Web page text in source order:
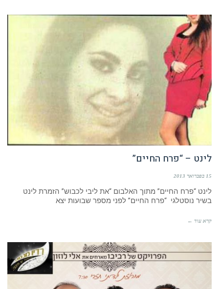
לינט – “פרח החיים”
15 בפברואר 2013
לינט “פרח החיים” מתוך האלבום “את ליבי לכבוש” הזמרת לינט
בשיר נוסטלגי “פרח החיים” לפני מספר שבועות יצא
קרא עוד ←